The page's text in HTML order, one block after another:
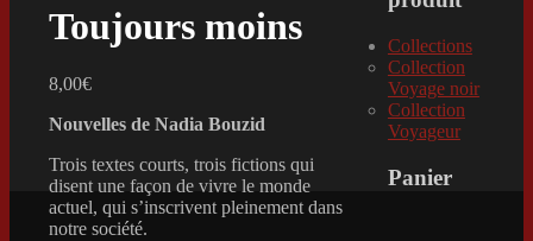
Toujours moins
8,00€
Nouvelles de Nadia Bouzid
Trois textes courts, trois fictions qui
disent une façon de vivre le monde
actuel, qui s’inscrivent pleinement dans
notre société.
Collections
Collection
Voyage noir
Collection
Voyageur
Panier